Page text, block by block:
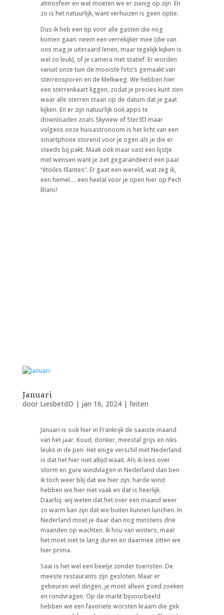
atmosfeer en wat moeten we er zuinig op zijn. En
zo is het natuurlijk, want verhuizen is geen optie.
Dus ik heb een tip voor alle gasten die nog
komen gaan: neem een verrekijker mee (die van
ons mag je uiteraard lenen, maar tegelijk kijken is
wel zo leuk), of je camera met statief. Er worden
vanuit onze tuin de mooiste foto’s gemaakt van
sterrensporen en de Melkweg. We hebben hier
een sterrenkaart liggen, zodat je precies kunt zien
waar alle sterren staan op de datum dat je gaat
kijken. En er zijn natuurlijk ook apps te
downloaden zoals Skyview of Ster3D maar
volgens onze huisastronoom is het licht van een
smartphone storend voor je ogen als je die er
steeds bij pakt. Maak ook maar vast een lijstje
met wensen want je ziet gegarandeerd een paar
“étoiles filantes”. Er gaat een wereld, wat zeg ik,
een hemel…. een heelal voor je open hier op Pech
Blanc!
Januari
door LiesbetdD | jan 16, 2024| feiten
Januari is ook hier in Frankrijk de saaiste maand
van het jaar. Koud, donker, meestal grijs en niks
leuks in de pen. Het enige verschil met Nederland
is dat het hier niet altijd waait. Als ik lees over
storm en gure windvlagen in Nederland dan ben
ik toch weer blij dat we hier zijn; harde wind
hebben we hier niet vaak en dat is heerlijk.
Daarbij: wij weten dat het over een maand weer
zo warm kan zijn dat we buiten kunnen lunchen. In
Nederland moet je daar dan nog minstens drie
maanden op wachten. Ik hou van winters, maar
het moet niet te lang duren en daarmee zitten we
hier prima.
Saai is het wel een beetje zonder toeristen. De
meeste restaurants zijn gesloten. Maar er
gebeuren wel dingen, je moet alleen goed zoeken
en rondvragen. Op de markt bijvoorbeeld
hebben we een favoriete worsten kraam die gek